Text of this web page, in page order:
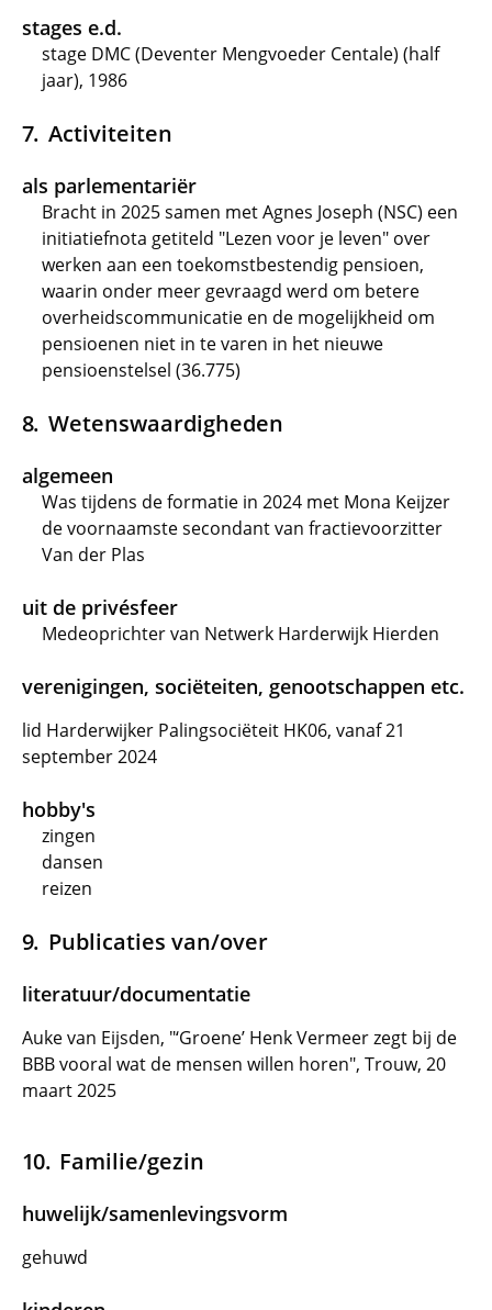
stages e.d.
stage DMC (Deventer Mengvoeder Centale) (half
jaar), 1986
Activiteiten
als parlementariër
Bracht in 2025 samen met Agnes Joseph (NSC) een
initiatiefnota getiteld "Lezen voor je leven" over
werken aan een toekomstbestendig pensioen,
waarin onder meer gevraagd werd om betere
overheidscommunicatie en de mogelijkheid om
pensioenen niet in te varen in het nieuwe
pensioenstelsel (36.775)
Wetenswaardigheden
algemeen
Was tijdens de formatie in 2024 met Mona Keijzer
de voornaamste secondant van fractievoorzitter
Van der Plas
uit de privésfeer
Medeoprichter van Netwerk Harderwijk Hierden
verenigingen, sociëteiten, genootschappen etc.
lid Harderwijker Palingsociëteit HK06, vanaf 21
september 2024
hobby's
zingen
dansen
reizen
Publicaties van/over
literatuur/documentatie
Auke van Eijsden, "‘Groene’ Henk Vermeer zegt bij de
BBB vooral wat de mensen willen horen", Trouw, 20
maart 2025
Familie/gezin
huwelijk/samenlevingsvorm
gehuwd